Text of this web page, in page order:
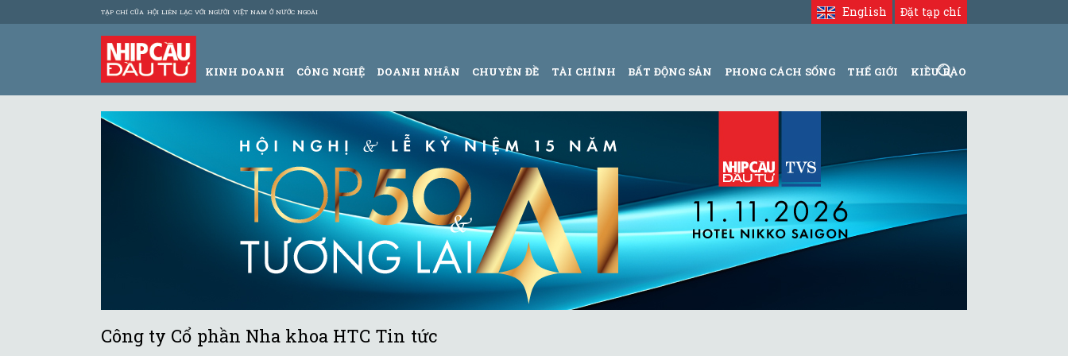
TẠP CHÍ CỦA HỘI LIÊN LẠC VỚI NGƯỜI VIỆT NAM Ở NƯỚC NGOÀI Đặt tạp chí
English
KINH DOANH CÔNG NGHỆ DOANH NHÂN CHUYÊN ĐỀ TÀI CHÍNH BẤT ĐỘNG SẢN PHONG CÁCH SỐNG THẾ GIỚI KIỀU BÀO
Công ty Cổ phần Nha khoa HTC Tin tức